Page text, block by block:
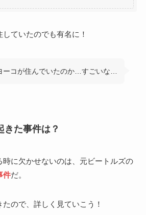
ていたのでも有名に！
ーコが住んでいたのか…すごいな…
きた事件は？
時に欠かせないのは、元ビートルズの
件だ。
ので、詳しく見ていこう！